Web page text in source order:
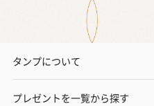
タンプについて
プレゼントを一覧から探す